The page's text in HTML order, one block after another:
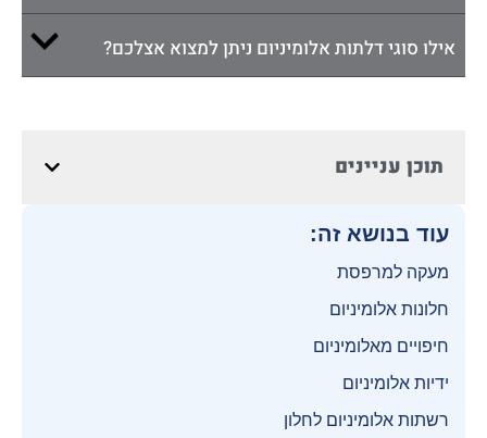
תוכן עניינים
עוד בנושא זה:
מעקה למרפסת
חלונות אלומיניום
חיפויים מאלומיניום
ידיות אלומיניום
רשתות אלומיניום לחלון
אילו סוגי דלתות אלומיניום ניתן למצוא אצלכם?